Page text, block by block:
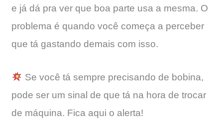
e já dá pra ver que boa parte usa a mesma. O
problema é quando você começa a perceber
que tá gastando demais com isso.
Se você tá sempre precisando de bobina,
pode ser um sinal de que tá na hora de trocar
de máquina. Fica aqui o alerta!